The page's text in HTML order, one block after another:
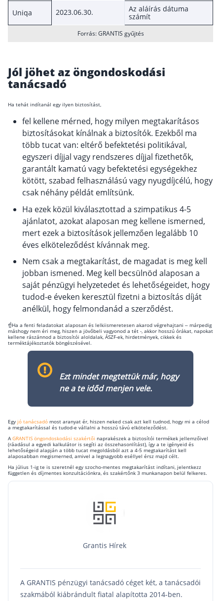
Blog
Rólunk
Kapcsolat
Karrier
Gyermek megtakarítás
Babakötvény kisokos 👶
Lakástakarék
Szabad felhasználású hitel
Lakáshitel
Hitelkiváltás
Babaváró hitel
Vagyonbiztosítások
Kötelező biztosítás (KGFB)
Casco
Utasbiztosítás
Lakásbiztosítás útmutató – Hogyan válassz?
Lakásbiztosítás: válaszok az 50 leggyakoribb
kérdésre
Minősített Fogyasztóbarát Otthonbiztosítás
útmutató
Uniqa 2023.06.30.
Az aláírás dátuma
számít
Forrás: GRANTIS gyűjtés
Jól jöhet az öngondoskodási
tanácsadó
Ha tehát indítanál egy ilyen biztosítást,
fel kellene mérned, hogy milyen megtakarításos
biztosításokat kínálnak a biztosítók. Ezekből ma
több tucat van: eltérő befektetési politikával,
egyszeri díjjal vagy rendszeres díjjal fizethetők,
garantált kamatú vagy befektetési egységekhez
kötött, szabad felhasználású vagy nyugdíjcélú, hogy
csak néhány példát említsünk.
Ha ezek közül kiválasztottad a szimpatikus 4-5
ajánlatot, azokat alaposan meg kellene ismerned,
mert ezek a biztosítások jellemzően legalább 10
éves elköteleződést kívánnak meg.
Nem csak a megtakarítást, de magadat is meg kell
jobban ismened. Meg kell becsülnöd alaposan a
saját pénzügyi helyzetedet és lehetőségeidet, hogy
tudod-e éveken keresztül fizetni a biztosítás díját
anélkül, hogy felmondanád a szerződést.
☝️Ha a fenti feladatokat alaposan és lelkiismeretesen akarod végrehajtani – márpedig
máshogy nem éri meg, hiszen a jövőbeli vagyonod a tét -, akkor hosszú órákat, napokat
kellene rászánnod a biztosítói aloldalak, ÁSZF-ek, hirdetmények, cikkek és
terméktájékoztatók böngészésével.
Ezt mindet megtettük már, hogy
ne a te időd menjen vele.
Egy jó tanácsadó most aranyat ér, hiszen neked csak azt kell tudnod, hogy mi a célod
a megtakarítással és tudod-e vállalni a hosszú távú elköteleződést.
AGRANTIS öngondoskodási szakértői naprakészek a biztosítói termékek jellemzőivel
(ráadásul a egyedi kalkulátor is segíti az összehasonlítást), így a te igényeid és
lehetőségeid alapján a több tucat megoldásból azt a 4-5 megtakarítást kell
alaposabban megismerned, amivel a legnagyobb eséllyel érsz majd célt.
Ha július 1-ig te is szeretnél egy szocho-mentes megtakarítást indítani, jelentkezz
független és díjmentes konzultációnkra, és szakértőnk 3 munkanapon belül felkeres.
Grantis Hírek
A GRANTIS pénzügyi tanácsadó céget két, a tanácsadói
szakmából kiábrándult fiatal alapította 2014-ben.